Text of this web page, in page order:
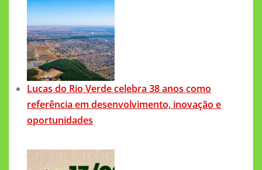
Lucas do Rio Verde celebra 38 anos como
referência em desenvolvimento, inovação e
oportunidades